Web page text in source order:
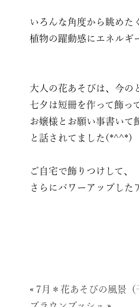
いろんな角度から眺めた
植物の躍動感にエネル
大人の花あそびは、今の
七夕は短冊を作って飾っ
お嬢様とお願い事書いて
と話されてました(*^^*)
ご自宅で飾りつけして、
さらにパワーアップした
« 7月＊花あそびの風景（